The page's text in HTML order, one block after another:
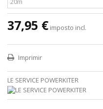
37,95 € imposto incl.
Imprimir
LE SERVICE POWERKITER